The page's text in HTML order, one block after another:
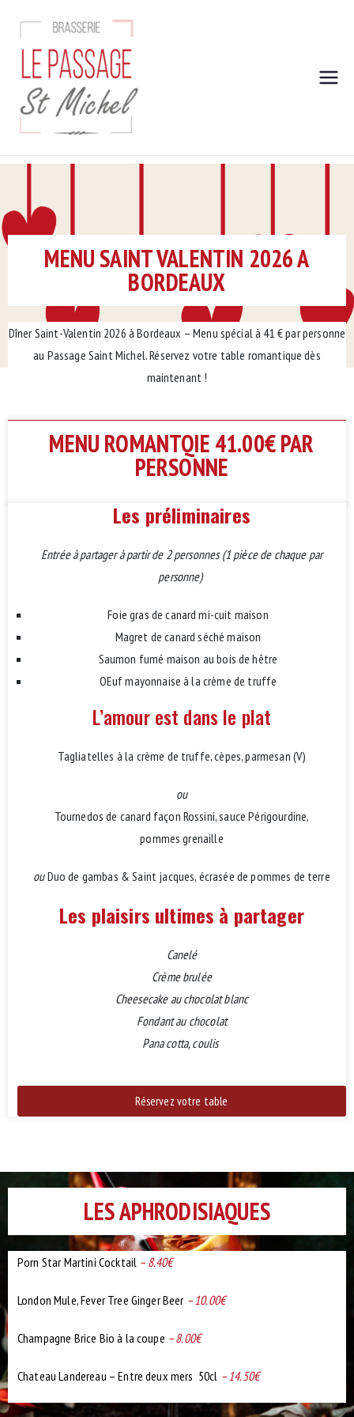
Brasserie
Michel
Cuisine du Sud Ouest fait
MENU SAINT VALENTIN 2026 A
BORDEAUX
Dîner Saint-Valentin 2026 à Bordeaux – Menu spécial à 41 € par personne
au Passage Saint Michel. Réservez votre table romantique dès
maintenant !
MENU ROMANTQIE 41.00€ PAR
PERSONNE
Les préliminaires
Entrée à partager à partir de 2 personnes (1 pièce de chaque par
personne)
Foie gras de canard mi-cuit maison
Magret de canard séché maison
Saumon fumé maison au bois de hêtre
OEuf mayonnaise à la crème de truffe
L’amour est dans le plat
Tagliatelles à la crème de truffe, cèpes, parmesan (V)
ou
Tournedos de canard façon Rossini, sauce Périgourdine,
pommes grenaille
ouDuo de gambas & Saint jacques, écrasée de pommes de terre
Les plaisirs ultimes à partager
Canelé
Crème brulée
Cheesecake au chocolat blanc
Fondant au chocolat
Pana cotta, coulis
Réservez votre table
LES APHRODISIAQUES
Porn Star Martini Cocktail – 8.40€
London Mule, Fever Tree Ginger Beer – 10.00€
Champagne Brice Bio à la coupe – 8.00€
Chateau Landereau – Entre deux mers 50cl – 14.50€